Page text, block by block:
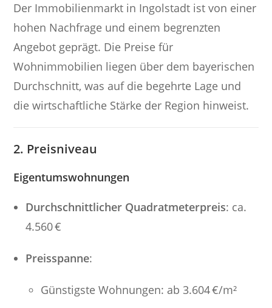
Der Immobilienmarkt in Ingolstadt ist von einer
hohen Nachfrage und einem begrenzten
Angebot geprägt. Die Preise für
Wohnimmobilien liegen über dem bayerischen
Durchschnitt, was auf die begehrte Lage und
die wirtschaftliche Stärke der Region hinweist.
2. Preisniveau
Eigentumswohnungen
Durchschnittlicher Quadratmeterpreis: ca.
4.560 €
Preisspanne:
Günstigste Wohnungen: ab 3.604 €/m²